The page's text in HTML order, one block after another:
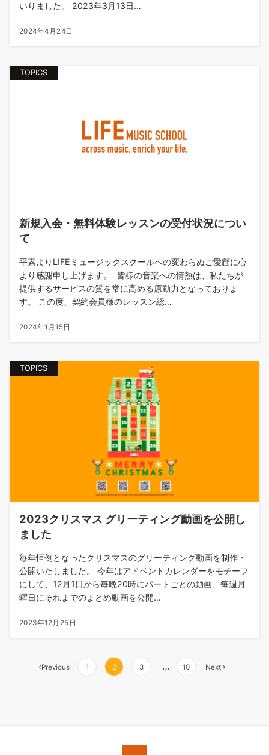
いりました。 2023年3月13日…
2024年4月24日
TOPICS
新規入会・無料体験レッスンの受付状況につい
て
平素よりLIFEミュージックスクールへの変わらぬご愛顧に心
より感謝申し上げます。 皆様の音楽への情熱は、私たちが
提供するサービスの質を常に高める原動力となっておりま
す。 この度、契約会員様のレッスン総…
2024年1月15日
TOPICS
2023クリスマス グリーティング動画を公開し
ました
毎年恒例となったクリスマスのグリーティング動画を制作・
公開いたしました。 今年はアドベントカレンダーをモチーフ
にして、12月1日から毎晩20時にパートごとの動画、毎週月
曜日にそれまでのまとめ動画を公開…
2023年12月25日
Previous 1 2 3 … 10 Next